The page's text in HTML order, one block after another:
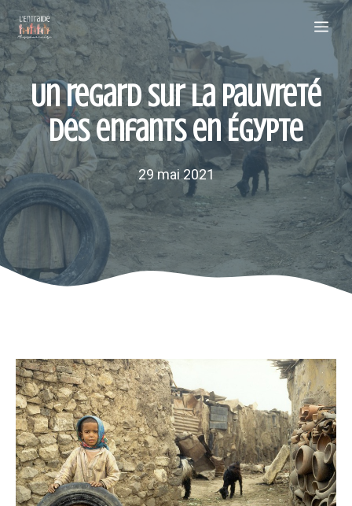
Aller
au
contenu
Un regard sur la pauvreté
des enfants en Égypte
29 mai 2021